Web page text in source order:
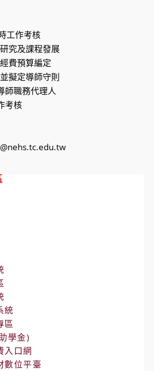
工作考核
究及課程發展
費預算編定
擬定導師守則
師職務代理人
考核
統
區
學金)
入口網
數位平臺